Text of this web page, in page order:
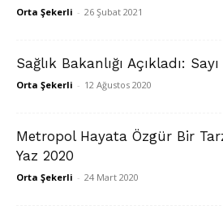
Orta Şekerli - 26 Şubat 2021
Sağlık Bakanlığı Açıkladı: Sayı
Orta Şekerli - 12 Ağustos 2020
Metropol Hayata Özgür Bir
Yaz 2020
Orta Şekerli - 24 Mart 2020